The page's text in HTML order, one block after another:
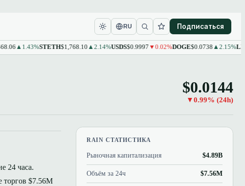
RU Подписаться
▲1.43%STETH$1,768.10▲2.14%USDS$0.9997▼0.02%DOGE$0.0738▲2.15%LEO
$0.0144
▼0.99% (24h)
24 часа.
торгов $7.56M
RAIN СТАТИСТИКА
Рыночная капитализация $4.89B
Объём за 24ч $7.56M